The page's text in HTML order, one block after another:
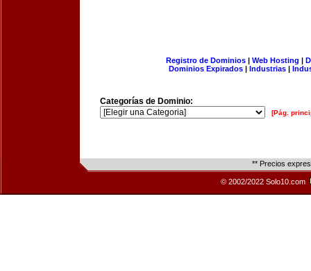
Registro de Dominios| Web Hosting |
Dominios Expirados | Industrias |
Categorías de Dominio:
[Pág.
** Precios
© 2002/2022 Solo10.com